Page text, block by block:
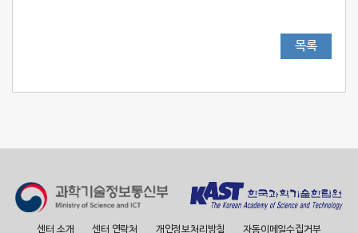
목록
센터 소개 센터 연락처 개인정보처리방침 자동이메일수집거부